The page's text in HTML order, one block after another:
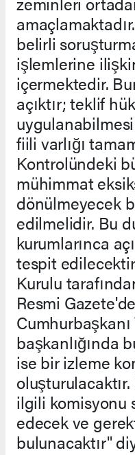
belirli
işlemlerine
içermektedir.
açıktır; teklif
fiili varlığı
Kontrolündeki
mühimmat
dönülmeyecek
edilmelidir. Bu
kurumlarınca
tespit
Kurulu
Resmi
Cumhurbaşkanı
başkanlığında
ise bir izleme
ilgili komisyonu
edecek ve
bulunacaktır"